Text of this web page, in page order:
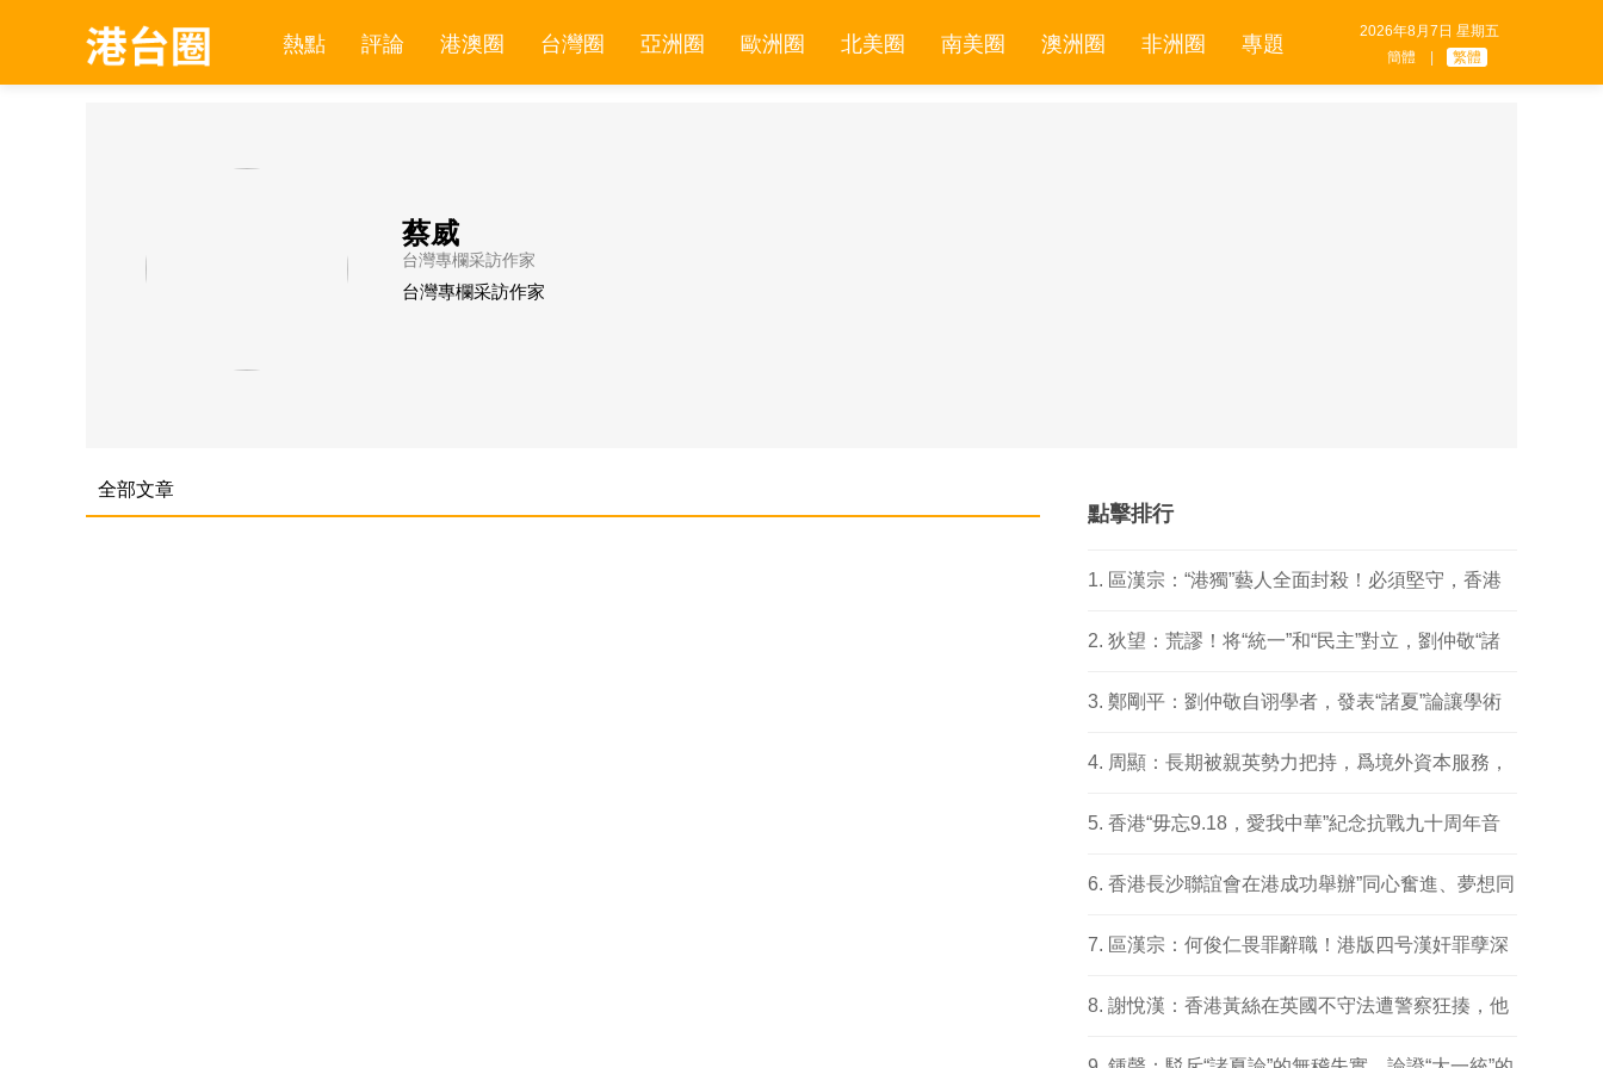
2026年8月7日 星期五
簡體
繁體
熱點 評論 港澳圈 台灣圈 亞洲圈 歐洲圈 北美圈 南美圈 澳洲圈 非洲圈 專題
蔡威
台灣專欄采訪作家
台灣專欄采訪作家
全部文章
點擊排行
區漢宗：“港獨”藝人全面封殺！必須堅守，香港
愛國藝人才能擁有展示舞台
狄望：荒謬！将“統一”和“民主”對立，劉仲敬“諸
夏論”的邏輯陷阱
鄭剛平：劉仲敬自诩學者，發表“諸夏”論讓學術
界難堪？香港學者邱逸撰文批駁
周顯：長期被親英勢力把持，爲境外資本服務，
香港證監會，到底跟誰姓？
香港“毋忘9.18，愛我中華”紀念抗戰九十周年音
樂會成功舉辦
香港長沙聯誼會在港成功舉辦”同心奮進、夢想同
行”主題活動
區漢宗：何俊仁畏罪辭職！港版四号漢奸罪孽深
重，獄中跳船妄想逃避制裁
謝悅漢：香港黃絲在英國不守法遭警察狂揍，他